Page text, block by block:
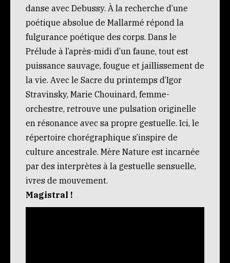
danse avec Debussy. À la recherche d’une
poétique absolue de Mallarmé répond la
fulgurance poétique des corps. Dans le
Prélude à l’après-midi d’un faune, tout est
puissance sauvage, fougue et jaillissement de
la vie. Avec le Sacre du printemps d’Igor
Stravinsky, Marie Chouinard, femme-
orchestre, retrouve une pulsation originelle
en résonance avec sa propre gestuelle. Ici, le
répertoire chorégraphique s’inspire de
culture ancestrale. Mère Nature est incarnée
par des interprètes à la gestuelle sensuelle,
ivres de mouvement.
Magistral !